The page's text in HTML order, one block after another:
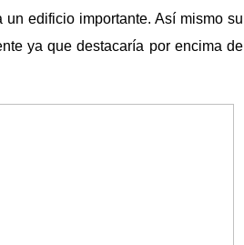
edificio importante. Así mismo su
ya que destacaría por encima de